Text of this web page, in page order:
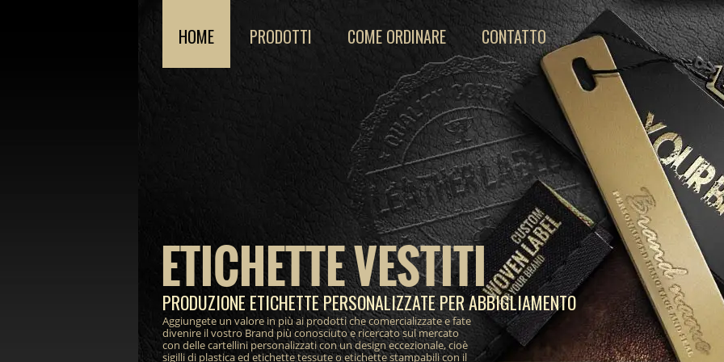
ETICHETTE VESTITI
PRODUZIONE ETICHETTE PERSONALIZZATE PER ABBIGLIAMENTO
Aggiungete un valore in più ai prodotti che comercializzate e fate
divenire il vostro Brand più conosciuto e ricercato sul mercato
con delle cartellini personalizzati con un design eccezionale, cioè
sigilli di plastica ed etichette tessute o etichette stampabili con il
HOME PRODOTTI COME ORDINARE CONTATTO